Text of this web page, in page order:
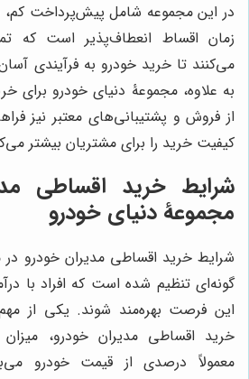
در این مجموعه شامل پیش‌پرداخت
زمان اقساط انعطاف‌پذیر است که
می‌کنند تا خرید خودرو به فرآیندی
به علاوه، مجموعۀ دنیای خودرو برای
از فروش و پشتیبانی‌های معتبر نیز
کیفیت خرید را برای مشتریان بیشتر
شرایط خرید اقساطی
مجموعۀ دنیای خودرو
شرایط خرید اقساطی مدیران خودرو در
گونه‌ای تنظیم شده است که افراد با
این فرصت بهره‌مند شوند. یکی از
خرید اقساطی مدیران خودرو،
معمولاً درصدی از قیمت خودرو